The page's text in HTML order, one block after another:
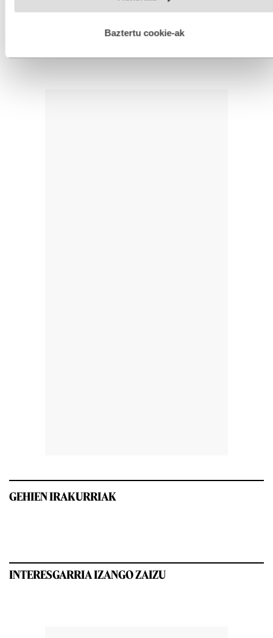
esplizitua ematen diguzu.Gehiago irakurri
Baztertu cookie-ak
IRUZKINAK
ORDENATU
GEHIEN IRAKURRIAK
INTERESGARRIA IZANGO ZAIZU